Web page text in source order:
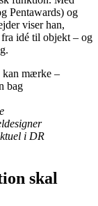
Pentawards) og
viser han,
idé til objekt – og
i DR
skal